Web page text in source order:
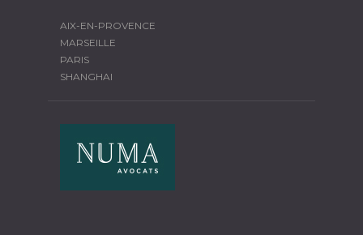
AIX-EN-PROVENCE
MARSEILLE
PARIS
SHANGHAI